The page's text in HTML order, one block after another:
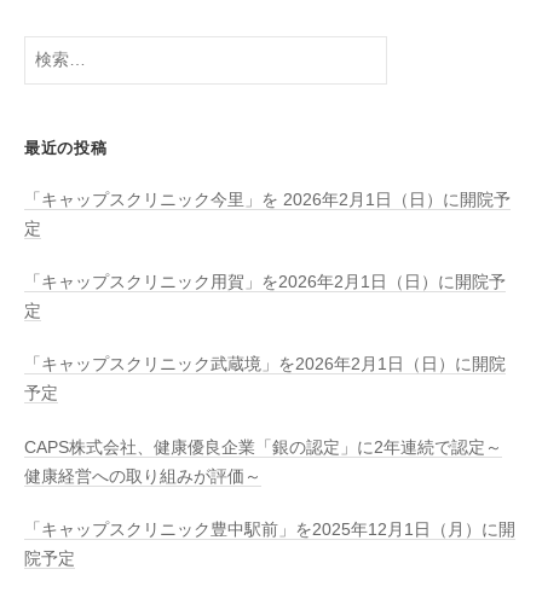
検
最近の投稿
「キャップスクリニック今里」を 2026年2月1日（日）に開院予
定
「キャップスクリニック用賀」を2026年2月1日（日）に開院予
定
「キャップスクリニック武蔵境」を2026年2月1日（日）に開院
予定
CAPS株式会社、健康優良企業「銀の認定」に2年連続で認定～
健康経営への取り組みが評価～
「キャップスクリニック豊中駅前」を2025年12月1日（月）に開
院予定